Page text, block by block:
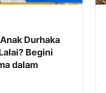
Durhaka
Begini
dalam